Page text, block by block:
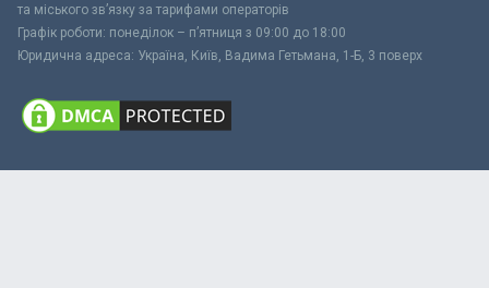
та міського зв’язку за тарифами операторів
Графік роботи: понеділок – п’ятниця з 09:00 до 18:00
Юридична адреса: Україна, Київ, Вадима Гетьмана, 1-Б, 3 поверх